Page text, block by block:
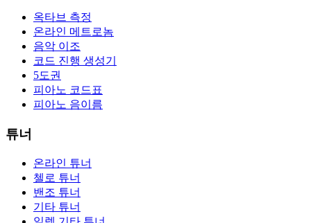
옥타브 측정
온라인 메트로놈
음악 이조
코드 진행 생성기
5도권
피아노 코드표
피아노 음이름
튜너
온라인 튜너
첼로 튜너
밴조 튜너
기타 튜너